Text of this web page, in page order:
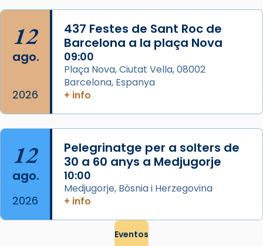
View on Facebook · Share
12
ago.
2026
437 Festes de Sant Roc de
Barcelona a la plaça Nova
09:00
Plaça Nova, Ciutat Vella, 08002
Barcelona, Espanya
+ info
12
ago.
2026
Pelegrinatge per a solters de
30 a 60 anys a Medjugorje
10:00
Medjugorje, Bòsnia i Herzegovina
+ info
Eventos